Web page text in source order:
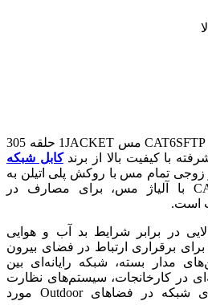
کابل شبکه اوت دور نگزنس CAT6SFTP مس 1JACKET حلقه 305
با کیفیت بالا از برندکابل شبکه
زوجی تمام مس با روکش پلی اتیلن به
عنوان یک کابل CAT6-SFTP با آلیاژ مس، برای مصارف در
است.
در برابر شرایط بد آب و هوایی
برقراری ارتباط در فضای بیرون
مدار بسته، شبکه رایانه‌ای بین
در کارخانجات، سیستم‌های نظارت
تصویری، و سایر کاربردهای شبکه در فضاهای Outdoor مورد